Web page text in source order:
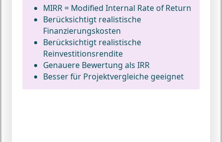
MIRR = Modified Internal Rate of Return
Berücksichtigt realistische
Finanzierungskosten
Berücksichtigt realistische
Reinvestitionsrendite
Genauere Bewertung als IRR
Besser für Projektvergleiche geeignet